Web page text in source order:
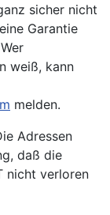
sicher nicht
Garantie
weiß, kann
melden.
Adressen
daß die
nicht verloren